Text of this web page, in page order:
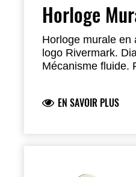
Horloge
Horloge murale en
logo Rivermark.
Mécanisme fluide.
EN SAVOIR PLUS